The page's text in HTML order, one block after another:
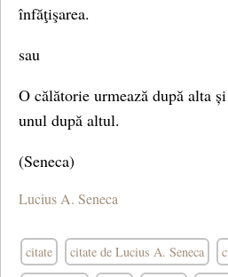
înfăţişarea.
sau
O călătorie urmează după alta
unul după altul.
(Seneca)
Lucius A. Seneca
citate citate de Lucius A. Seneca